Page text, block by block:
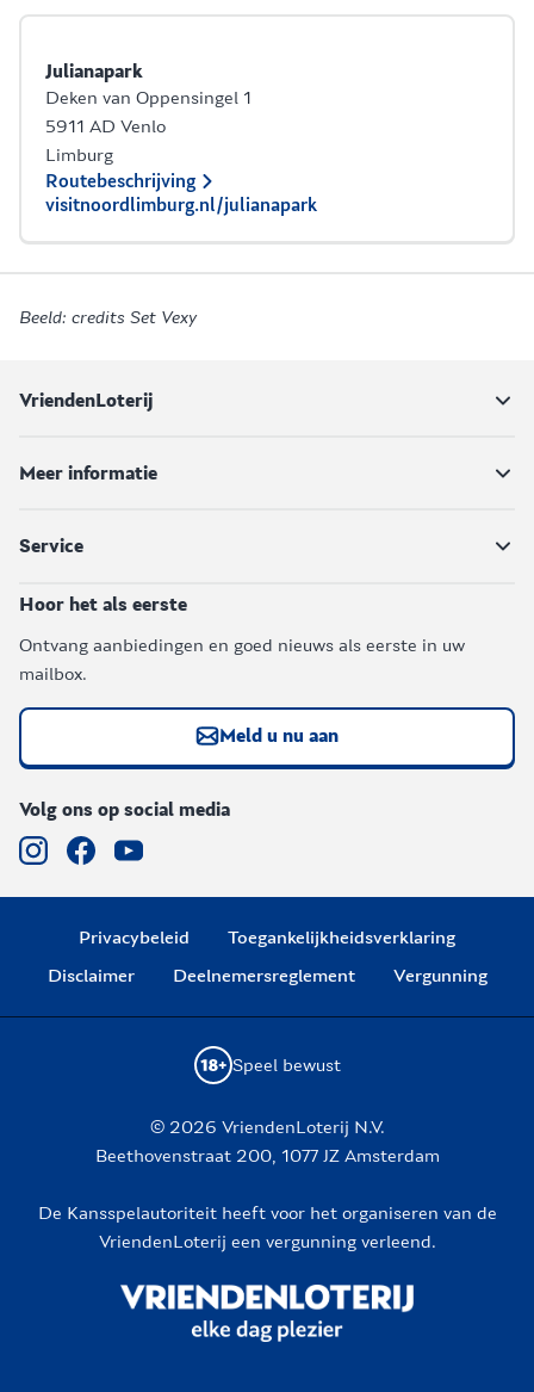
Julianapark
Deken van Oppensingel 1
5911 AD Venlo
Limburg
Routebeschrijving
visitnoordlimburg.nl/julianapark
Beeld: credits Set Vexy
VriendenLoterij
Meer informatie
Service
Hoor het als eerste
Ontvang aanbiedingen en goed nieuws als eerste in uw
mailbox.
Meld u nu aan
Volg ons op social media
Privacybeleid
Toegankelijkheidsverklaring
Disclaimer
Deelnemersreglement Vergunning
Speel bewust
© 2026 VriendenLoterij N.V.
Beethovenstraat 200, 1077 JZ Amsterdam
De Kansspelautoriteit heeft voor het organiseren van de
VriendenLoterij een vergunning verleend.